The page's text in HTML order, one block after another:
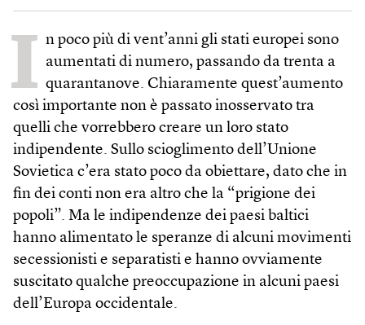
I n poco più di vent’anni gli stati europei sono
aumentati di numero, passando da trenta a
quarantanove. Chiaramente quest’aumento
così importante non è passato inosservato tra
quelli che vorrebbero creare un loro stato
indipendente. Sullo scioglimento dell’Unione
Sovietica c’era stato poco da obiettare, dato che in
fin dei conti non era altro che la “prigione dei
popoli”. Ma le indipendenze dei paesi baltici
hanno alimentato le speranze di alcuni movimenti
secessionisti e separatisti e hanno ovviamente
suscitato qualche preoccupazione in alcuni paesi
dell’Europa occidentale.